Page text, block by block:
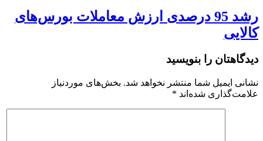
رشد 95 درصدی ارزش معاملات بورس‌های
کالایی
دیدگاهتان را بنویسید
نشانی ایمیل شما منتشر نخواهد شد. بخش‌های موردنیاز
علامت‌گذاری شده‌اند *